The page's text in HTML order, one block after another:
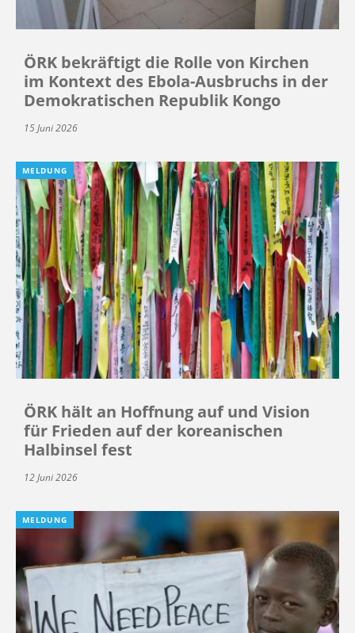
ÖRK bekräftigt die Rolle von Kirchen
im Kontext des Ebola-Ausbruchs in der
Demokratischen Republik Kongo
15 Juni 2026
MELDUNG
ÖRK hält an Hoffnung auf und Vision
für Frieden auf der koreanischen
Halbinsel fest
12 Juni 2026
MELDUNG